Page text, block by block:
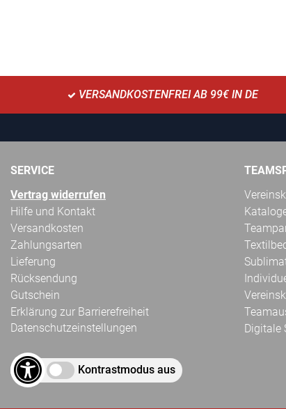
VERSANDKOSTENFREI AB 99€ IN DE
SERVICE
Vertrag widerrufen
Hilfe und Kontakt
Versandkosten
Zahlungsarten
Lieferung
Rücksendung
Gutschein
Erklärung zur Barrierefreiheit
Datenschutzeinstellungen
Kontrastmodus aus
Digitale